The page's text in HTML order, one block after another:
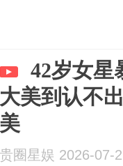
42岁女星
大美到认不
美
贵圈星娱 2026-07-